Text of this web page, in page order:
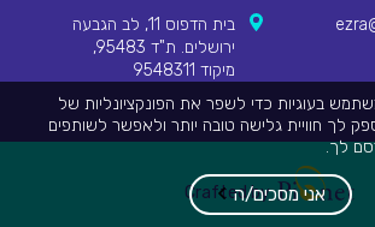
בעוגיות כדי לשפר את הפונקציונליות של
לך חוויית גלישה טובה יותר ולאפשר לשותפים
לך.
על השימוש בעוגיות באתר זה וכיצד ניתן לדחות
לצפותבמדיניות העוגיות שלנו
באתר זה או לחיצה על "אני מסכים", אתה
אני מסכים/ה
בית הדפוס 11, לב הגבעה
ירושלים. ת"ד 95483,
מיקוד 9548311
Crafted by
Pionet Logo